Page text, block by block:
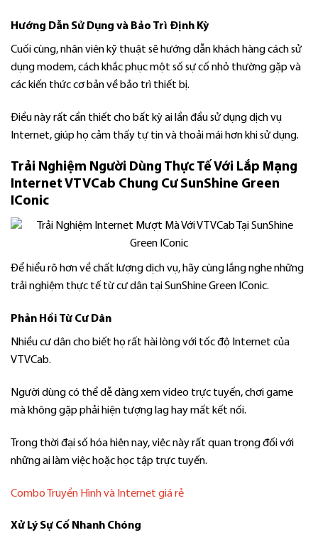
Hướng Dẫn Sử Dụng và Bảo Trì Định Kỳ
Cuối cùng, nhân viên kỹ thuật sẽ hướng dẫn khách hàng cách sử
dụng modem, cách khắc phục một số sự cố nhỏ thường gặp và
các kiến thức cơ bản về bảo trì thiết bị.
Điều này rất cần thiết cho bất kỳ ai lần đầu sử dụng dịch vụ
Internet, giúp họ cảm thấy tự tin và thoải mái hơn khi sử dụng.
Trải Nghiệm Người Dùng Thực Tế Với Lắp Mạng
Internet VTVCab Chung Cư SunShine Green
IConic
Để hiểu rõ hơn về chất lượng dịch vụ, hãy cùng lắng nghe những
trải nghiệm thực tế từ cư dân tại SunShine Green IConic.
Phản Hồi Từ Cư Dân
Nhiều cư dân cho biết họ rất hài lòng với tốc độ Internet của
VTVCab.
Người dùng có thể dễ dàng xem video trực tuyến, chơi game
mà không gặp phải hiện tượng lag hay mất kết nối.
Trong thời đại số hóa hiện nay, việc này rất quan trọng đối với
những ai làm việc hoặc học tập trực tuyến.
Combo Truyền Hình và Internet giá rẻ
Xử Lý Sự Cố Nhanh Chóng